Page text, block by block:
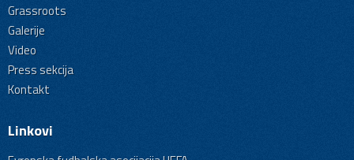
Grassroots
Galerije
Video
Press sekcija
Kontakt
Linkovi